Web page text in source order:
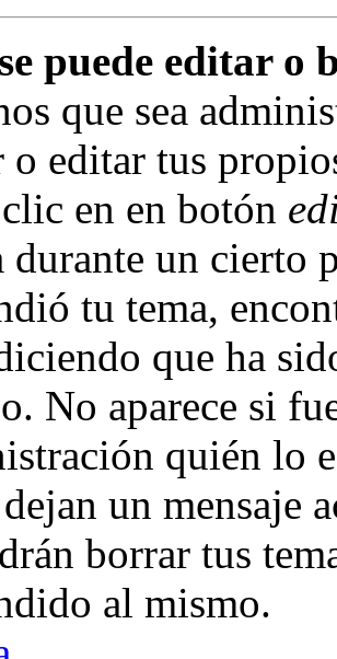
puede editar o
que sea
o editar tus
en en botón
durante un cierto
tu tema,
que ha
No aparece si
quién lo
un mensaje
borrar tus
al mismo.